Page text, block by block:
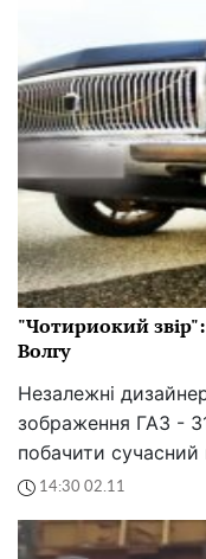
"Чотириокий
Волгу
Незалежні
зображення ГАЗ -
побачити сучасний
14:30 02.11